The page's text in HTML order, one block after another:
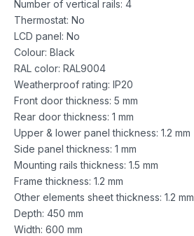
Number of vertical rails: 4
Thermostat: No
LCD panel: No
Colour: Black
RAL color: RAL9004
Weatherproof rating: IP20
Front door thickness: 5 mm
Rear door thickness: 1 mm
Upper & lower panel thickness: 1.2 mm
Side panel thickness: 1 mm
Mounting rails thickness: 1.5 mm
Frame thickness: 1.2 mm
Other elements sheet thickness: 1.2 mm
Depth: 450 mm
Width: 600 mm